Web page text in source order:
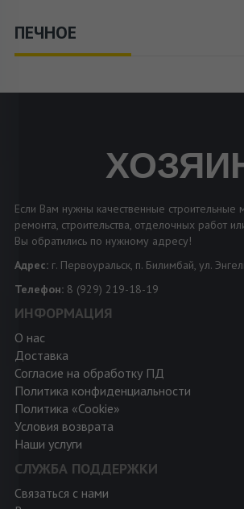
ПЕЧНОЕ
Если Вам нужны качественные строительные
ремонта, строительства, отделочных работ
Вы обратились по нужному адресу!
Адрес: г. Первоуральск, п. Билимбай, ул.
Телефон: 8 (929) 219-18-19
ИНФОРМАЦИЯ
О нас
Доставка
Согласие на обработку ПД
Политика конфиденциальности
Политика «Cookie»
Условия возврата
Наши услуги
СЛУЖБА ПОДДЕРЖКИ
Связаться с нами